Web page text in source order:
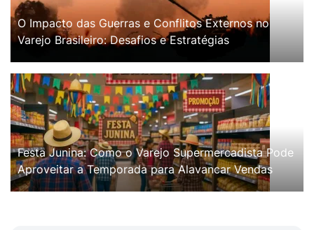
O Impacto das Guerras e Conflitos Externos no
Varejo Brasileiro: Desafios e Estratégias
Festa Junina: Como o Varejo Supermercadista Pode
Aproveitar a Temporada para Alavancar Vendas